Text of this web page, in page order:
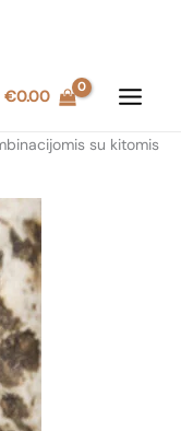
€0.00
su kitomis